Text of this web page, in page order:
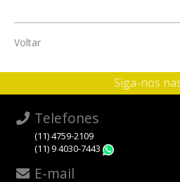
Voltar
Siga-nos
Telefones
(11) 4759-2109
(11) 9 4030-7443
E-mail